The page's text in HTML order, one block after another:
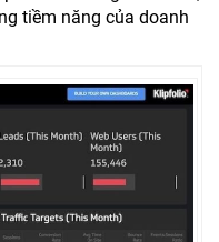
tiềm năng của doanh